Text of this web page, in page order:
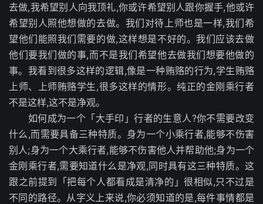
去做,我希望别人向我顶礼,你或许希望别人跟你握手,他或许
希望别人照他想做的去做。我们对待上师也是一样,我们希
望他们能照我们需要的做,这样想是不好的。我们应该去做
他们要我们做的事,而不是我们希望他去做我们想要他做的
事。我看到很多这样的逻辑,像是一种贿赂的行为,学生贿赂
上师、上师贿赂学生,很多这样的情形。纯正的金刚乘行者
不是这样,这不是净观。
如何成为一个「大手印」行者的生意人?你不需要改变
什么,而需要具备三种特质。身为一个小乘行者,能够不伤害
别人;身为一个大乘行者,能够不伤害他人并帮助他;身为一个
金刚乘行者,需要知道什么是净观,同时具有这三种特质。这
跟之前提到「把每个人都看成是清净的」很相似,只不过是
不同的路径。从字义上来说,你必须知道的是,每件事情都是